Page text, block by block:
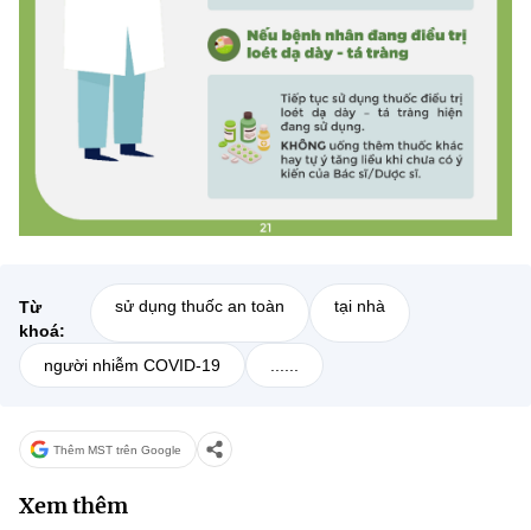
Từ
khoá:
sử dụng thuốc an toàn tại nhà
người nhiễm COVID-19 ......
Thêm MST trên Google
Xem thêm